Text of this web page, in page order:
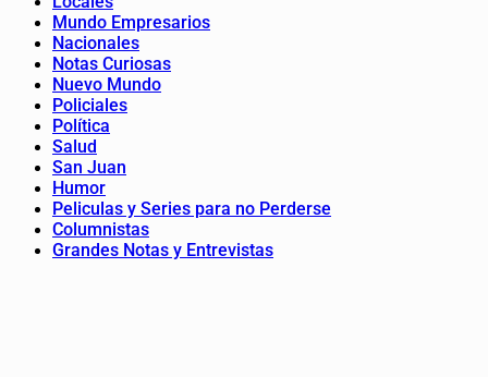
Mundo Empresarios
Nacionales
Notas Curiosas
Nuevo Mundo
Policiales
Política
Salud
San Juan
Humor
Peliculas y Series para no Perderse
Columnistas
Grandes Notas y Entrevistas